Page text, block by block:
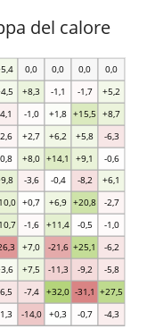
del calore
-14,0 +0,3 -0,7 -4,3
-7,4 +32,0 -31,1 +27,5
+7,5 -11,3 -9,2 -5,8
+7,0 -21,6 +25,1 -6,2
-1,6 +11,4 -0,5 -1,0
+0,7 +6,9 +20,8 -2,7
-3,6 -0,4 -8,2 +6,1
+8,0 +14,1 +9,1 -0,6
+2,7 +6,2 +5,8 -6,3
-1,0 +1,8 +15,5 +8,7
+8,3 -1,1 -1,7 +5,2
0,0 0,0 0,0 0,0